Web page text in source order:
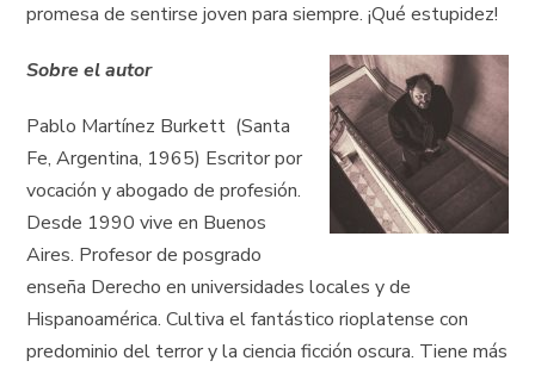
promesa de sentirse joven para siempre. ¡Qué estupidez!
Sobre el autor
Pablo Martínez Burkett (Santa
Fe, Argentina, 1965) Escritor por
vocación y abogado de profesión.
Desde 1990 vive en Buenos
Aires. Profesor de posgrado
enseña Derecho en universidades locales y de
Hispanoamérica. Cultiva el fantástico rioplatense con
predominio del terror y la ciencia ficción oscura. Tiene más